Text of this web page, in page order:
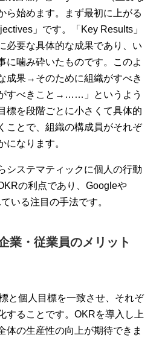
ら始めます。まず最初に上がる
」です。「Key Results」
必要な具体的な成果であり、い
に噛み砕いたものです。このよ
成果→そのために組織がすべき
すべきこと→……」というよう
標を段階ごとに小さくて具体的
ことで、組織の構成員がそれぞ
になります。
システマティックに個人の行動
の利点であり、Googleや
いる注目の手法です。
業・従業員のメリット
と個人目標を一致させ、それぞ
することです。OKRを導入し上
体の生産性の向上が期待できま